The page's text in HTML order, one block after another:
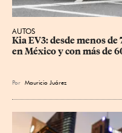
AUTOS
Kia EV3: desde menos
en México y con más de
Por Mauricio Juárez